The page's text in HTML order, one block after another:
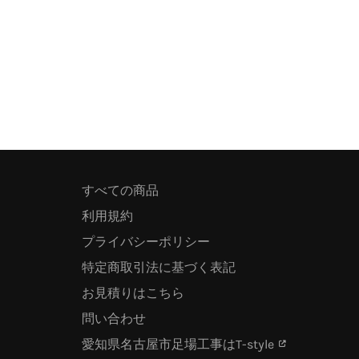
すべての商品
利用規約
プライバシーポリシー
特定商取引法に基づく表記
お見積りはこちら
問い合わせ
愛知県名古屋市足場工事はT-style